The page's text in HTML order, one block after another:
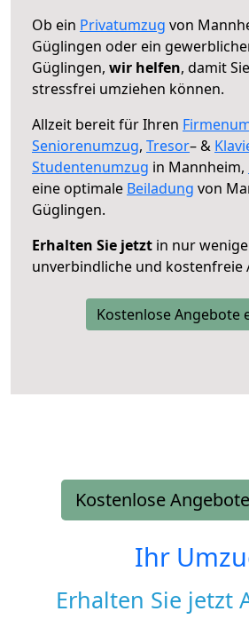
Ob ein Privatumzug von
Güglingen oder ein
Güglingen, wir helfen, damit
stressfrei umziehen können.
Allzeit bereit für Ihren
Seniorenumzug, Tresor– &
Studentenumzug in Mannheim,
eine optimale Beiladung von
Güglingen.
Erhalten Sie jetzt in nur
unverbindliche und kostenfreie
Kostenlose Angebote
Kostenlose
Ihr
Erhalten Sie jetzt